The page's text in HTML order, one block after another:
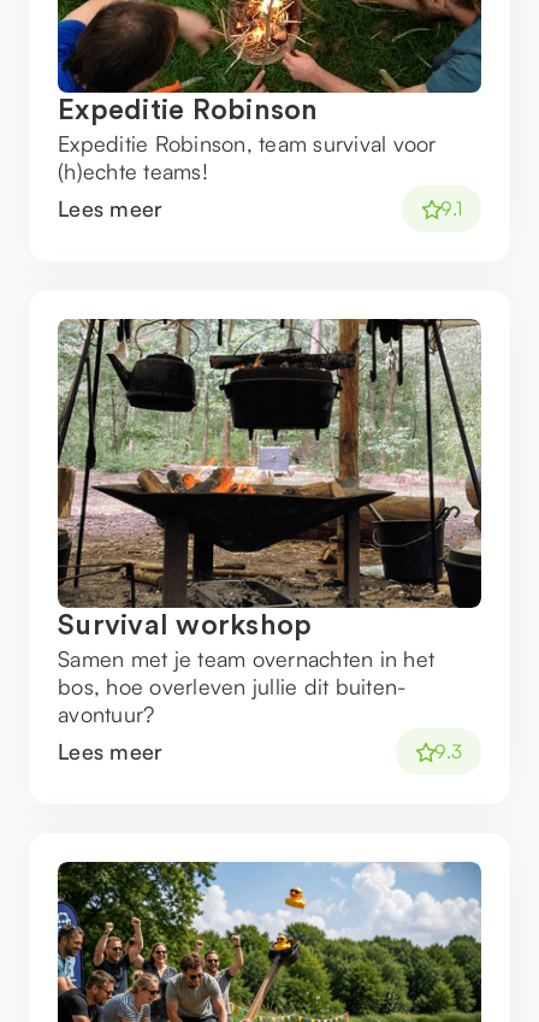
Expeditie Robinson
Expeditie Robinson, team survival voor
(h)echte teams!
Lees meer
9.1
Survival workshop
Samen met je team overnachten in het
bos, hoe overleven jullie dit buiten-
avontuur?
Lees meer
9.3